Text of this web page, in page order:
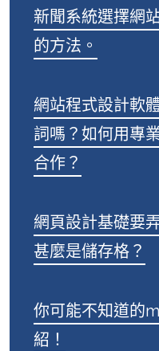
新聞系統選擇網
的方法。
網站程式設計軟
詞嗎？如何用專
合作？
網頁設計基礎要
甚麼是儲存格？
你可能不知道的
紹！